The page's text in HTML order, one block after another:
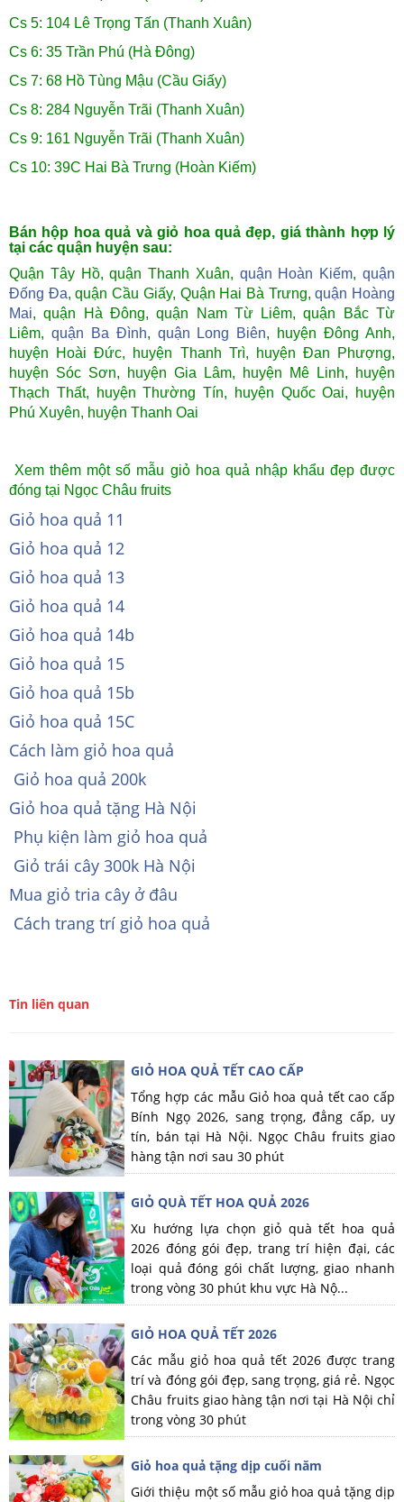
Cs 5: 104 Lê Trọng Tấn (Thanh Xuân)
Cs 6: 35 Trần Phú (Hà Đông)
Cs 7: 68 Hồ Tùng Mậu (Cầu Giấy)
Cs 8: 284 Nguyễn Trãi (Thanh Xuân)
Cs 9: 161 Nguyễn Trãi (Thanh Xuân)
Cs 10: 39C Hai Bà Trưng (Hoàn Kiếm)
Bán hộp hoa quả và giỏ hoa quả đẹp, giá thành hợp lý
tại các quận huyện sau:
Quận Tây Hồ, quận Thanh Xuân, quận Hoàn Kiếm,quận
Đống Đa, quận Cầu Giấy, Quận Hai Bà Trưng,quận Hoàng
Mai, quận Hà Đông, quận Nam Từ Liêm, quận Bắc Từ
Liêm, quận Ba Đình, quận Long Biên, huyện Đông Anh,
huyện Hoài Đức, huyện Thanh Trì, huyện Đan Phượng,
huyện Sóc Sơn, huyện Gia Lâm, huyện Mê Linh, huyện
Thạch Thất, huyện Thường Tín, huyện Quốc Oai, huyện
Phú Xuyên, huyện Thanh Oai
Xem thêm một số mẫu giỏ hoa quả nhập khẩu đẹp được
đóng tại Ngọc Châu fruits
Giỏ hoa quả 11
Giỏ hoa quả 12
Giỏ hoa quả 13
Giỏ hoa quả 14
Giỏ hoa quả 14b
Giỏ hoa quả 15
Giỏ hoa quả 15b
Giỏ hoa quả 15C
Cách làm giỏ hoa quả
Giỏ hoa quả 200k
Giỏ hoa quả tặng Hà Nội
Phụ kiện làm giỏ hoa quả
Giỏ trái cây 300k Hà Nội
Mua giỏ tria cây ở đâu
Cách trang trí giỏ hoa quả
Tin liên quan
GIỎ HOA QUẢ TẾT CAO CẤP
Tổng hợp các mẫu Giỏ hoa quả tết cao cấp
Bính Ngọ 2026, sang trọng, đẳng cấp, uy
tín, bán tại Hà Nội. Ngọc Châu fruits giao
hàng tận nơi sau 30 phút
GIỎ QUÀ TẾT HOA QUẢ 2026
Xu hướng lựa chọn giỏ quà tết hoa quả
2026 đóng gói đẹp, trang trí hiện đại, các
loại quả đóng gói chất lượng, giao nhanh
trong vòng 30 phút khu vực Hà Nộ...
GIỎ HOA QUẢ TẾT 2026
Các mẫu giỏ hoa quả tết 2026 được trang
trí và đóng gói đẹp, sang trọng, giá rẻ. Ngọc
Châu fruits giao hàng tận nơi tại Hà Nội chỉ
trong vòng 30 phút
Giỏ hoa quả tặng dịp cuối năm
Giới thiệu một số mẫu giỏ hoa quả tặng dịp